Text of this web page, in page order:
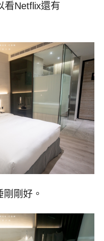
看Netflix還有
剛好。